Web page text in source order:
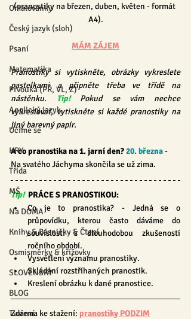
Omalovánky
Český jazyk (sloh)
Psaní
Matematika
Prvouka (PŘ, VL, Z)
Anglický jazyk
Učíme se
HRY
Třída
MŠ
Na DOMA
Knihy & Básničky & Čtení
Osmisměrky & křížovky
SLOVENSKY
BLOG
Tvoření
(pranostiky na březen, duben, květen - formát
A4).
MÁM ZÁJEM
Pranostiky si vytiskněte, obrázky vykreslete
pastelkami a připněte třeba ve třídě na
nástěnku.
Tip!
Pokud se vám nechce
vykreslovat, vytiskněte si každé pranostiky na
jiný barevný papír.
A co pranostika na 1. jarní den? 20. března -
Na svatého Jáchyma skončila se už zima.
Tip! PRÁCE S PRANOSTIKOU:
Co je to pranostika? - Jedná se o
průpovídku, kterou často dáváme do
souvislosti s dlouhodobou zkušeností
ročního období.
Vysvětlení významu pranostiky.
Skládání rozstříhaných pranostik.
Kreslení obrázku k dané pranostice.
Zdarma ke stažení: pranostiky PODZIM